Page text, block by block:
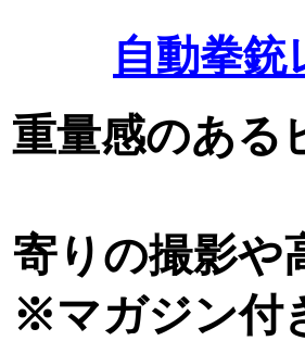
自動拳
重量感のある
寄りの撮影や
※マガジン付